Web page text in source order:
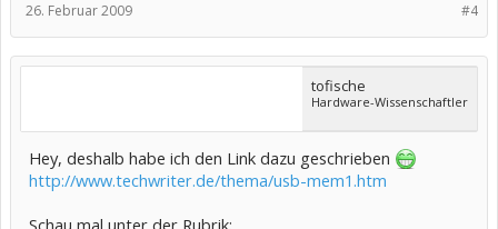
#4
26. Februar 2009
tofische
Hardware-Wissenschaftler
Hey, deshalb habe ich den Link dazu geschrieben
http://www.techwriter.de/thema/usb-mem1.htm
Schau mal unter der Rubrik: